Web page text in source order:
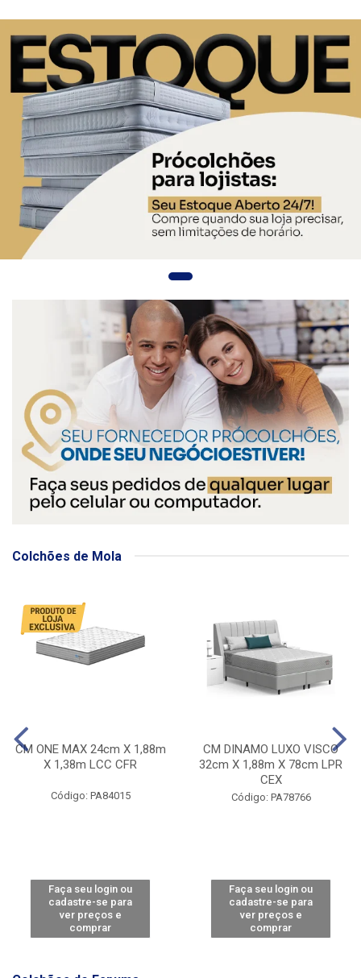
Colchões de Mola
CM ONE MAX 24cm X 1,88m
X 1,38m LCC CFR
Código: PA84015
Faça seu login ou
cadastre-se para
ver preços e
comprar
CM DINAMO LUXO VISCO
32cm X 1,88m X 78cm LPR
CEX
Código: PA78766
Faça seu login ou
cadastre-se para
ver preços e
comprar